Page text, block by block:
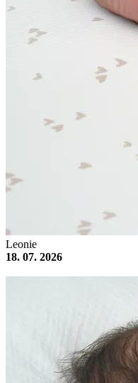
Leonie
18. 07. 2026